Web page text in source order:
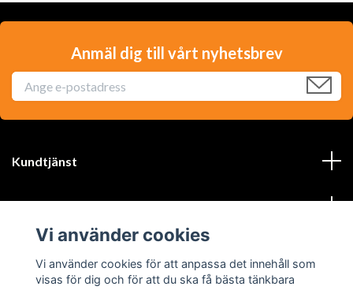
Anmäl dig till vårt nyhetsbrev
Kundtjänst
Läs mer
Vi använder cookies
Vi använder cookies för att anpassa det innehåll som
visas för dig och för att du ska få bästa tänkbara